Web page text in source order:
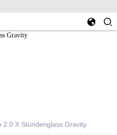
2.0 X Stündenglass Gravity